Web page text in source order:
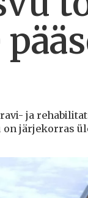
ja
järjekorras